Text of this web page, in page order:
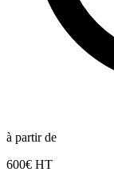
à partir de
600€ HT